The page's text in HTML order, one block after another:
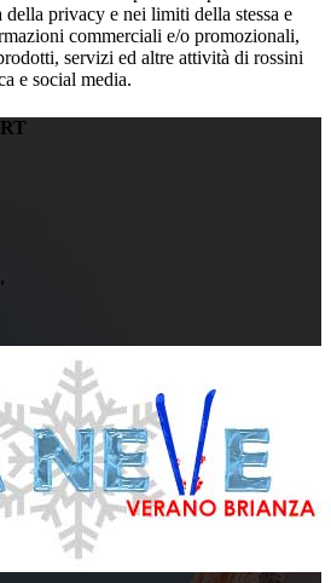
privacy e nei limiti della stessa e
commerciali e/o promozionali,
servizi ed altre attività di rossini
e social media.